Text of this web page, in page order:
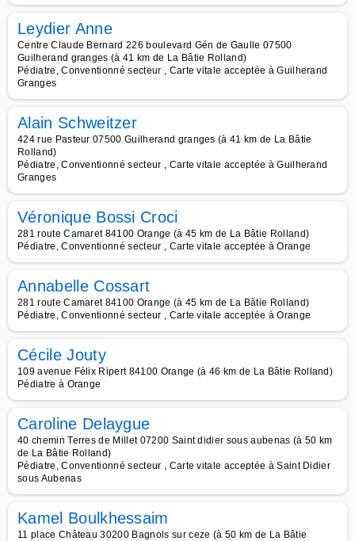
Leydier Anne
Centre Claude Bernard 226 boulevard Gén de Gaulle 07500
Guilherand granges (à 41 km de La Bâtie Rolland)
Pédiatre, Conventionné secteur , Carte vitale acceptée à Guilherand
Granges
Alain Schweitzer
424 rue Pasteur 07500 Guilherand granges (à 41 km de La Bâtie
Rolland)
Pédiatre, Conventionné secteur , Carte vitale acceptée à Guilherand
Granges
Véronique Bossi Croci
281 route Camaret 84100 Orange (à 45 km de La Bâtie Rolland)
Pédiatre, Conventionné secteur , Carte vitale acceptée à Orange
Annabelle Cossart
281 route Camaret 84100 Orange (à 45 km de La Bâtie Rolland)
Pédiatre, Conventionné secteur , Carte vitale acceptée à Orange
Cécile Jouty
109 avenue Félix Ripert 84100 Orange (à 46 km de La Bâtie Rolland)
Pédiatre à Orange
Caroline Delaygue
40 chemin Terres de Millet 07200 Saint didier sous aubenas (à 50 km
de La Bâtie Rolland)
Pédiatre, Conventionné secteur , Carte vitale acceptée à Saint Didier
sous Aubenas
Kamel Boulkhessaim
11 place Château 30200 Bagnols sur ceze (à 50 km de La Bâtie